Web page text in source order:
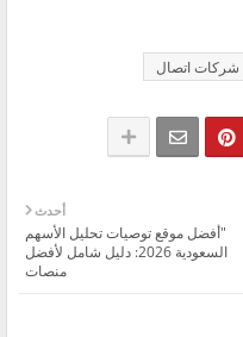
شركات اتصال
أحدث
"أفضل موقع توصيات تحليل الأسهم
السعودية 2026: دليل شامل لأفضل
منصات